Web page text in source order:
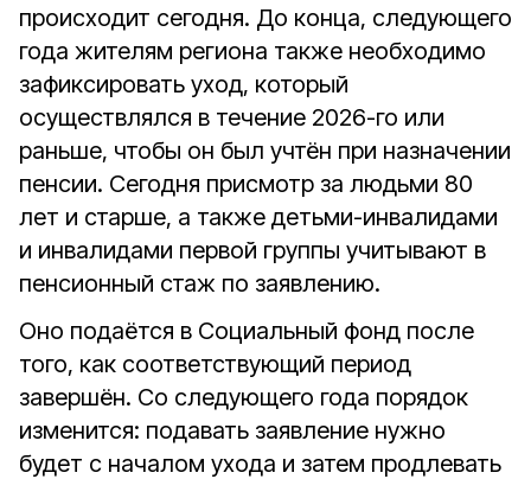
происходит сегодня. До конца, следующего
года жителям региона также необходимо
зафиксировать уход, который
осуществлялся в течение 2026-го или
раньше, чтобы он был учтён при назначении
пенсии. Сегодня присмотр за людьми 80
лет и старше, а также детьми-инвалидами
и инвалидами первой группы учитывают в
пенсионный стаж по заявлению.
Оно подаётся в Социальный фонд после
того, как соответствующий период
завершён. Со следующего года порядок
изменится: подавать заявление нужно
будет с началом ухода и затем продлевать